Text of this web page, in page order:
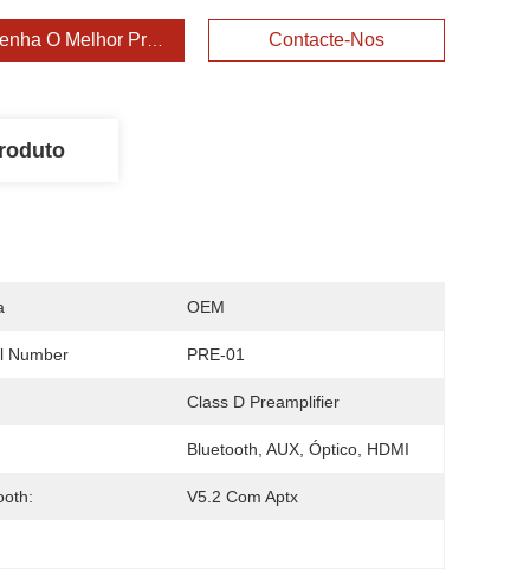
O Melhor Preço Contacte-Nos
OEM
Number PRE-01
Class D Preamplifier
Bluetooth, AUX, Óptico, HDMI
V5.2 Com Aptx